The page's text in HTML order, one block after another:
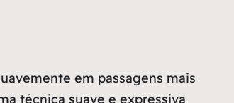
em passagens mais
técnica suave e expressiva